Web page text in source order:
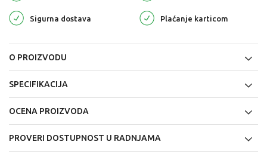
Sigurna dostava Plaćanje karticom
O PROIZVODU
SPECIFIKACIJA
OCENA PROIZVODA
PROVERI DOSTUPNOST U RADNJAMA